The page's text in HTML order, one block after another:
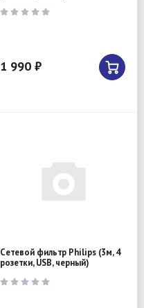
1 990 ₽
Сетевой фильтр Philips (3м, 4
розетки, USB, черный)